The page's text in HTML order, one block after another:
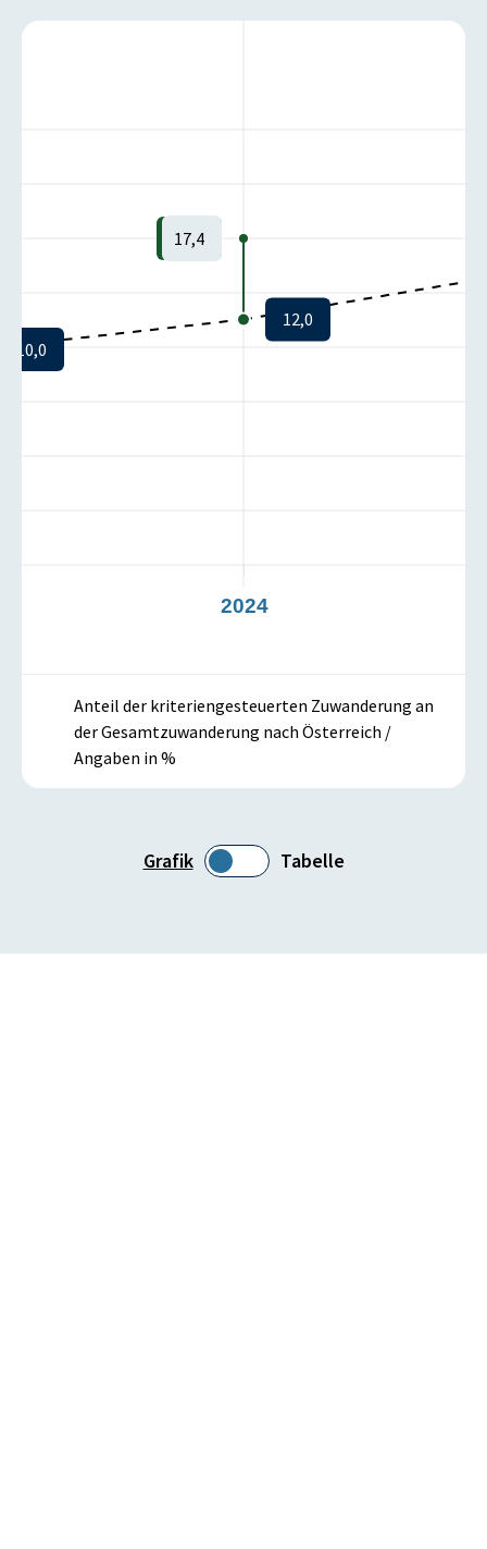
Grafik Tabelle
2024
10,0
17,4
12,0
Anteil der kriteriengesteuerten Zuwanderung an
der Gesamtzuwanderung nach Österreich /
Angaben in %